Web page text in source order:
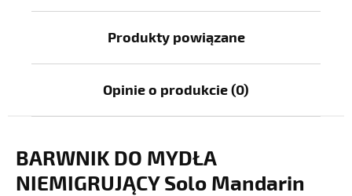
Produkty powiązane
Opinie o produkcie (0)
BARWNIK DO MYDŁA
NIEMIGRUJĄCY Solo Mandarin